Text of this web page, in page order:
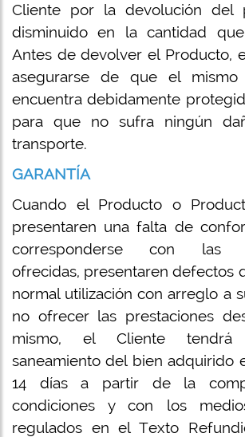
Cliente por la devolución del
disminuido en la cantidad que
Antes de devolver el Producto,
asegurarse de que el
encuentra debidamente
para que no sufra ningún
transporte.
GARANTÍA
Cuando el Producto o
presentaren una falta de
corresponderse con las
ofrecidas, presentaren defectos
normal utilización con arreglo a
no ofrecer las prestaciones
mismo, el Cliente
saneamiento del bien adquirido
14 días a partir de la
condiciones y con los
regulados en el Texto